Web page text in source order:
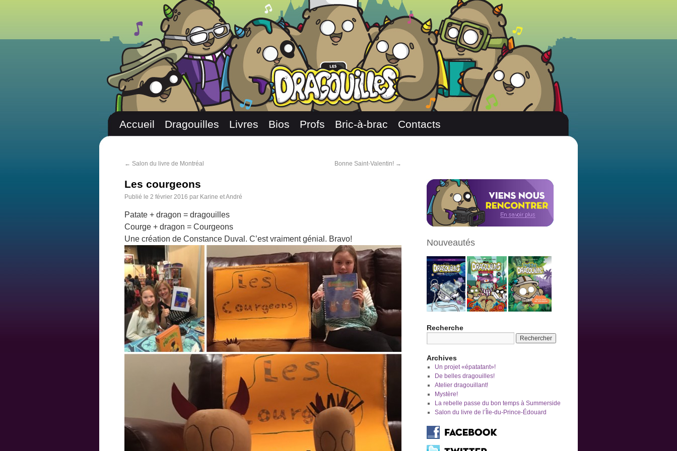
Accueil Dragouilles Livres Bios Profs Bric-à-brac Contacts
← Salon du livre de Montréal Bonne Saint-Valentin! →
Les courgeons
Publié le 2 février 2016 par Karine et André
Patate + dragon = dragouilles
Courge + dragon = Courgeons
Une création de Constance Duval. C’est vraiment génial. Bravo!
Nouveautés
Recherche
Archives
Un projet «épatatant»!
De belles dragouilles!
Atelier dragouillant!
Mystère!
La rebelle passe du bon temps à Summerside
Salon du livre de l’Île-du-Prince-Édouard